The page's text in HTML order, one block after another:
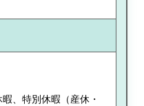
、特別休暇（産休・